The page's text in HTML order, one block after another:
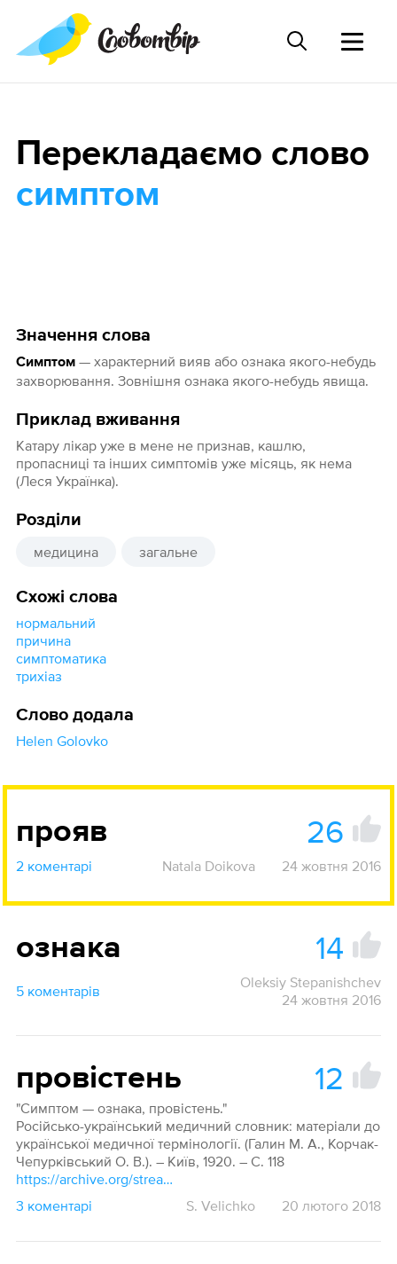
Значення слова
Симптом— характерний вияв або ознака якого-небудь
захворювання. Зовнішня ознака якого-небудь явища.
Приклад вживання
Катару лікар уже в мене не признав, кашлю,
пропасниці та інших симптомів уже місяць, як нема
(Леся Українка).
Розділи
медицина загальне
Схожі слова
нормальний
причина
симптоматика
трихіаз
Слово додала
Helen Golovko
Перекладаємо слово
симптом
прояв 26
2 коментарі Natala Doikova 24 жовтня 2016
ознака 14
5 коментарів
Oleksiy Stepanishchev
24 жовтня 2016
провістень 12
"Симптом — ознака, провістень."
Російсько-український медичний словник: матеріали до
української медичної термінології. (Галин М. А., Корчак-
Чепурківський О. В.). – Київ, 1920. – С. 118
https://archive.org/stream/slov30#page/n137/mode/1up
3 коментарі
S. Velichko 20 лютого 2018